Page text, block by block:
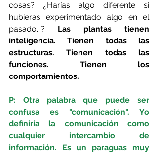
cosas? ¿Harías algo diferente si
hubieras experimentado algo en el
pasado...? Las plantas tienen
inteligencia. Tienen todas las
estructuras. Tienen todas las
funciones. Tienen los
comportamientos.
P: Otra palabra que puede ser
confusa es "comunicación". Yo
definiría la comunicación como
cualquier intercambio de
información. Es un paraguas muy